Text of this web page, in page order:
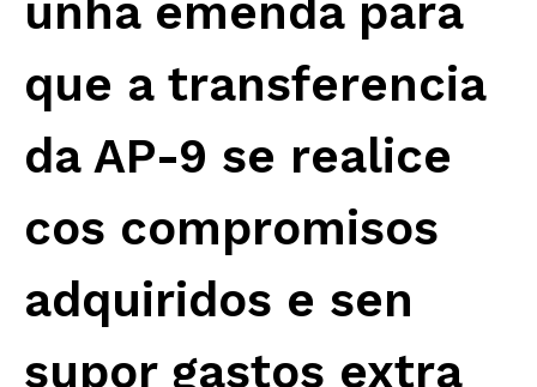
unha emenda para
que a transferencia
da AP-9 se realice
cos compromisos
adquiridos e sen
supor gastos extra